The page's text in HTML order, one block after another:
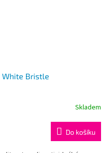
White Bristle
Skladem
Do košíku